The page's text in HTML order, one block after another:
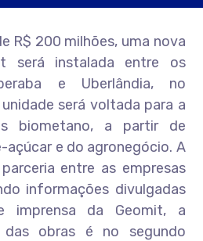
R$ 200 milhões, uma nova
será instalada entre os
e Uberlândia, no
será voltada para a
biometano, a partir de
açúcar e do agronegócio. A
entre as empresas
informações divulgadas
imprensa da Geomit, a
obras é no segundo